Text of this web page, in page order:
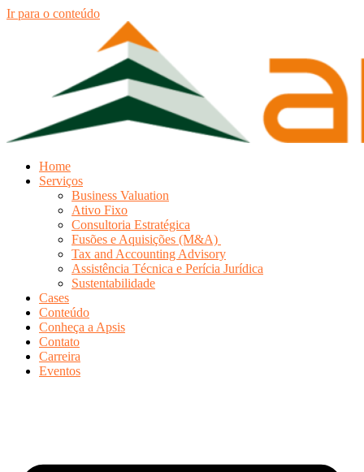
Ir para o conteúdo
Home
Serviços
Business Valuation
Ativo Fixo
Consultoria Estratégica
Fusões e Aquisições (M&A)
Tax and Accounting Advisory
Assistência Técnica e Perícia Jurídica
Sustentabilidade
Cases
Conteúdo
Conheça a Apsis
Contato
Carreira
Eventos